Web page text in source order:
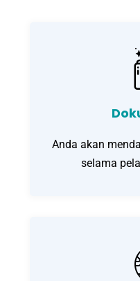
Anda akan
selama